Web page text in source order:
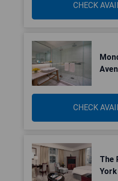
CHECK
CHECK
The
York